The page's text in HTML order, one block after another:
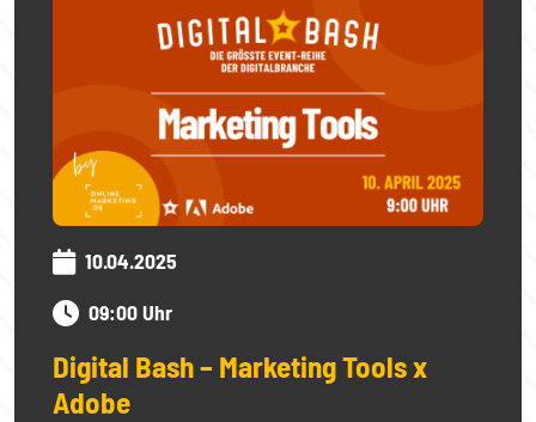
10.04.2025
09:00 Uhr
Digital Bash – Marketing Tools x
Adobe